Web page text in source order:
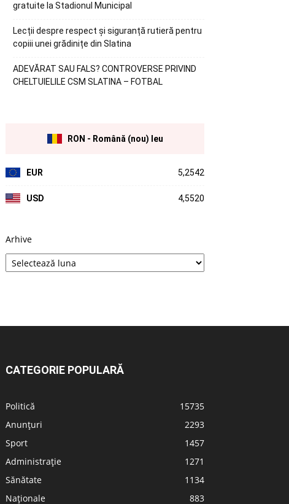
gratuite la Stadionul Municipal
Lecții despre respect și siguranță rutieră pentru
copiii unei grădinițe din Slatina
ADEVĂRAT SAU FALS? CONTROVERSE PRIVIND
CHELTUIELILE CSM SLATINA – FOTBAL
RON - Română (nou) leu
EUR 5,2542
USD 4,5520
Arhive
CATEGORIE POPULARĂ
Politică
15735
Anunțuri
2293
Sport
1457
Administrație
1271
Sănătate
1134
Naționale
883